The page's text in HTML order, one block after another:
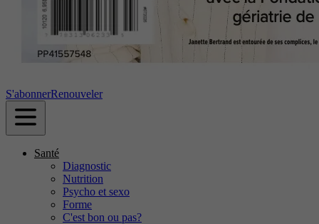
S'abonnerRenouveler
Santé
Diagnostic
Nutrition
Psycho et sexo
Forme
C'est bon ou pas?